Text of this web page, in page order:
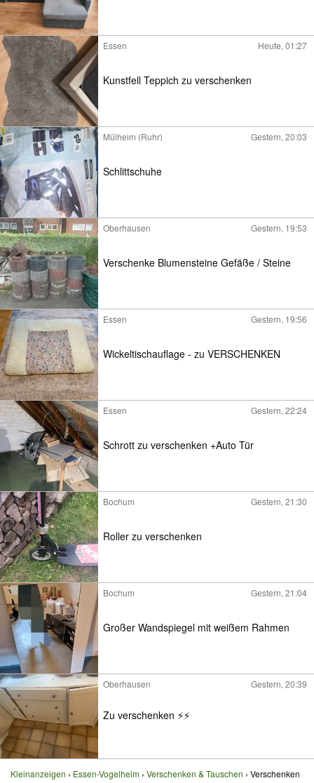
Essen Heute, 01:27
Kunstfell Teppich zu verschenken
Mülheim (Ruhr) Gestern, 20:03
Schlittschuhe
Oberhausen Gestern, 19:53
Verschenke Blumensteine Gefäße / Steine
Essen Gestern, 19:56
Wickeltischauflage - zu VERSCHENKEN
Essen Gestern, 22:24
Schrott zu verschenken +Auto Tür
Bochum Gestern, 21:30
Roller zu verschenken
Bochum Gestern, 21:04
Großer Wandspiegel mit weißem Rahmen
Oberhausen Gestern, 20:39
Zu verschenken ⚡️⚡️
Kleinanzeigen Essen-Vogelheim Verschenken & Tauschen Verschenken